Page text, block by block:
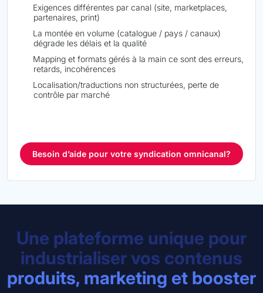
Exigences différentes par canal (site, marketplaces,
partenaires, print)
La montée en volume (catalogue / pays / canaux)
dégrade les délais et la qualité
Mapping et formats gérés à la main ce sont des erreurs,
retards, incohérences
Localisation/traductions non structurées, perte de
contrôle par marché
Besoin d’aide pour votre syndication omnicanal?
Une plateforme unique pour
industrialiser vos contenus
produits, marketing et booster